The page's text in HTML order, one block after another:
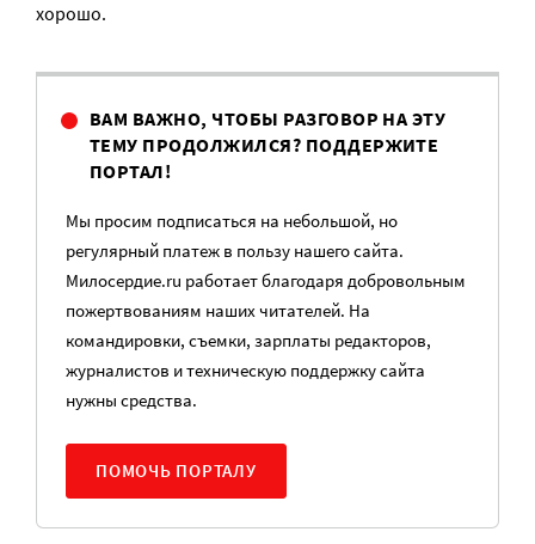
хорошо.
ВАМ ВАЖНО, ЧТОБЫ РАЗГОВОР НА ЭТУ
ТЕМУ ПРОДОЛЖИЛСЯ? ПОДДЕРЖИТЕ
ПОРТАЛ!
Мы просим подписаться на небольшой, но
регулярный платеж в пользу нашего сайта.
Милосердие.ru работает благодаря добровольным
пожертвованиям наших читателей. На
командировки, съемки, зарплаты редакторов,
журналистов и техническую поддержку сайта
нужны средства.
ПОМОЧЬ ПОРТАЛУ